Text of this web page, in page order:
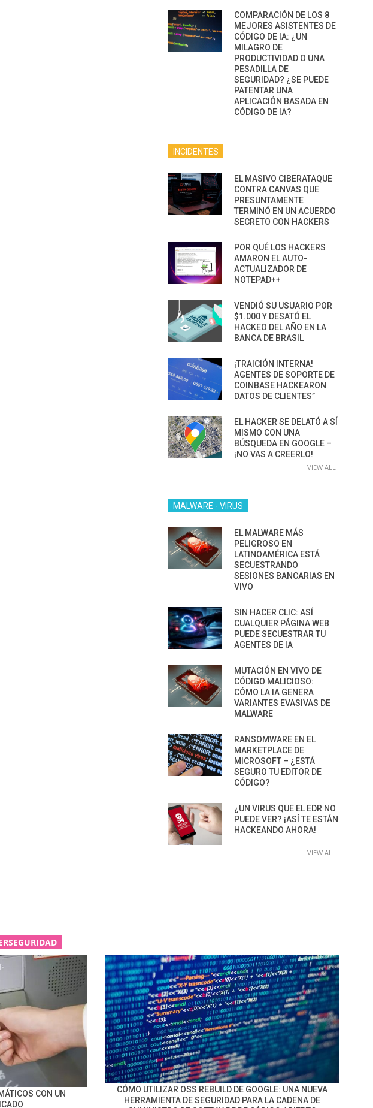
COMPARACIÓN DE LOS 8
MEJORES ASISTENTES DE
CÓDIGO DE IA: ¿UN
MILAGRO DE
PRODUCTIVIDAD O UNA
PESADILLA DE
SEGURIDAD? ¿SE PUEDE
PATENTAR UNA
APLICACIÓN BASADA EN
CÓDIGO DE IA?
INCIDENTES
EL MASIVO CIBERATAQUE
CONTRA CANVAS QUE
PRESUNTAMENTE
TERMINÓ EN UN ACUERDO
SECRETO CON HACKERS
POR QUÉ LOS HACKERS
AMARON EL AUTO-
ACTUALIZADOR DE
NOTEPAD++
VENDIÓ SU USUARIO POR
$1.000 Y DESATÓ EL
HACKEO DEL AÑO EN LA
BANCA DE BRASIL
¡TRAICIÓN INTERNA!
AGENTES DE SOPORTE DE
COINBASE HACKEARON
DATOS DE CLIENTES”
EL HACKER SE DELATÓ A SÍ
MISMO CON UNA
BÚSQUEDA EN GOOGLE –
¡NO VAS A CREERLO!
VIEW ALL
MALWARE - VIRUS
EL MALWARE MÁS
PELIGROSO EN
LATINOAMÉRICA ESTÁ
SECUESTRANDO
SESIONES BANCARIAS EN
VIVO
SIN HACER CLIC: ASÍ
CUALQUIER PÁGINA WEB
PUEDE SECUESTRAR TU
AGENTES DE IA
MUTACIÓN EN VIVO DE
CÓDIGO MALICIOSO:
CÓMO LA IA GENERA
VARIANTES EVASIVAS DE
MALWARE
RANSOMWARE EN EL
MARKETPLACE DE
MICROSOFT – ¿ESTÁ
SEGURO TU EDITOR DE
CÓDIGO?
¿UN VIRUS QUE EL EDR NO
PUEDE VER? ¡ASÍ TE ESTÁN
HACKEANDO AHORA!
VIEW ALL
CON UN
CÓMO UTILIZAR OSS REBUILD DE GOOGLE: UNA NUEVA
HERRAMIENTA DE SEGURIDAD PARA LA CADENA DE